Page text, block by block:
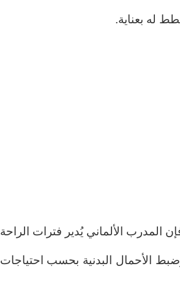
له بعناية.
المدرب الألماني يُدير فترات الراحة
الأحمال البدنية بحسب احتياجات